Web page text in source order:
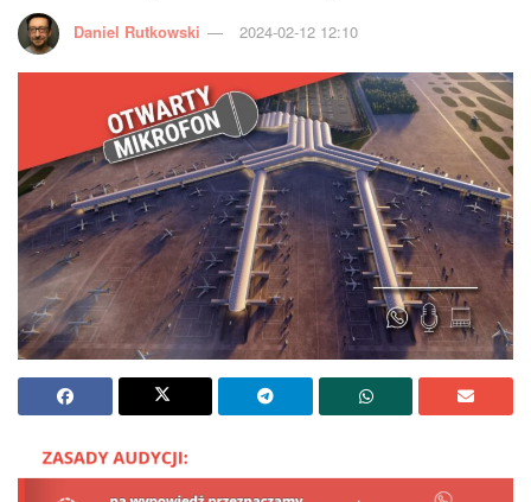
Daniel Rutkowski 2024-02-12 12:10